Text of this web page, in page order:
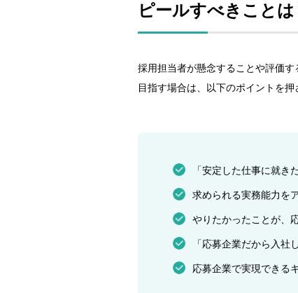
ピールすべきことは
採用担当者が懸念することや評価
目指す場合は、以下のポイントを押
「安定した仕事に就き
求められる実務能力を
やりたかったことが、
「応募企業だから入社
応募企業で実現できる